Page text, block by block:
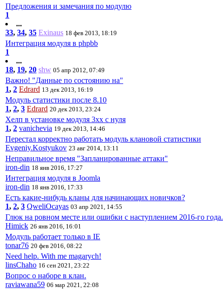
Предложения и замечания по модулю
1
...
33, 34, 35 Exinaus 18 фев 2013, 18:19
Интеграция модуля в phpbb
1
...
18, 19, 20 shw 05 апр 2012, 07:49
Важно! "Данные по состоянию на"
1, 2 Edrard 13 дек 2013, 16:19
Модуль статистики после 8.10
1, 2, 3 Edrard 20 дек 2013, 23:24
Хелп в установке модуля 3хх с нуля
1, 2 vanichevia 19 дек 2013, 14:46
Перестал корректно работать модуль клановой статистики
Evgeniy.Kostyukov 23 авг 2014, 13:11
Неправильное время "Запланированные аттаки"
iron-din 18 янв 2016, 17:27
Интеграция модуля в Joomla
iron-din 18 янв 2016, 17:33
Есть какие-нибудь кланы для начинающих новичков?
1, 2, 3 QweliOcayas 03 апр 2021, 14:55
Глюк на ровном месте или ошибки с наступлением 2016-го года.
Himick 26 янв 2016, 16:01
Модуль работает только в IE
tonar76 20 фев 2016, 08:22
Need help. With me magarych!
linsChaho 16 сен 2021, 23:22
Вопрос о наборе в клан.
raviawana59 06 мар 2021, 22:08